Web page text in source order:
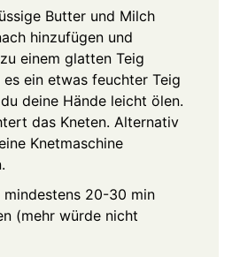
Butter und Milch
hinzufügen und
einem glatten Teig
es ein etwas feuchter Teig
deine Hände leicht ölen.
das Kneten. Alternativ
Knetmaschine
mindestens 20-30 min
(mehr würde nicht